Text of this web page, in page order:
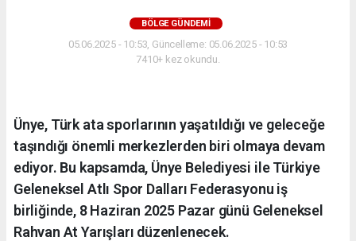
BÖLGE GÜNDEMİ
05.06.2025 - 10:53, Güncelleme: 05.06.2025 - 10:53
7410+ kez okundu.
Ünye, Türk ata sporlarının yaşatıldığı ve geleceğe
taşındığı önemli merkezlerden biri olmaya devam
ediyor. Bu kapsamda, Ünye Belediyesi ile Türkiye
Geleneksel Atlı Spor Dalları Federasyonu iş
birliğinde, 8 Haziran 2025 Pazar günü Geleneksel
Rahvan At Yarışları düzenlenecek.